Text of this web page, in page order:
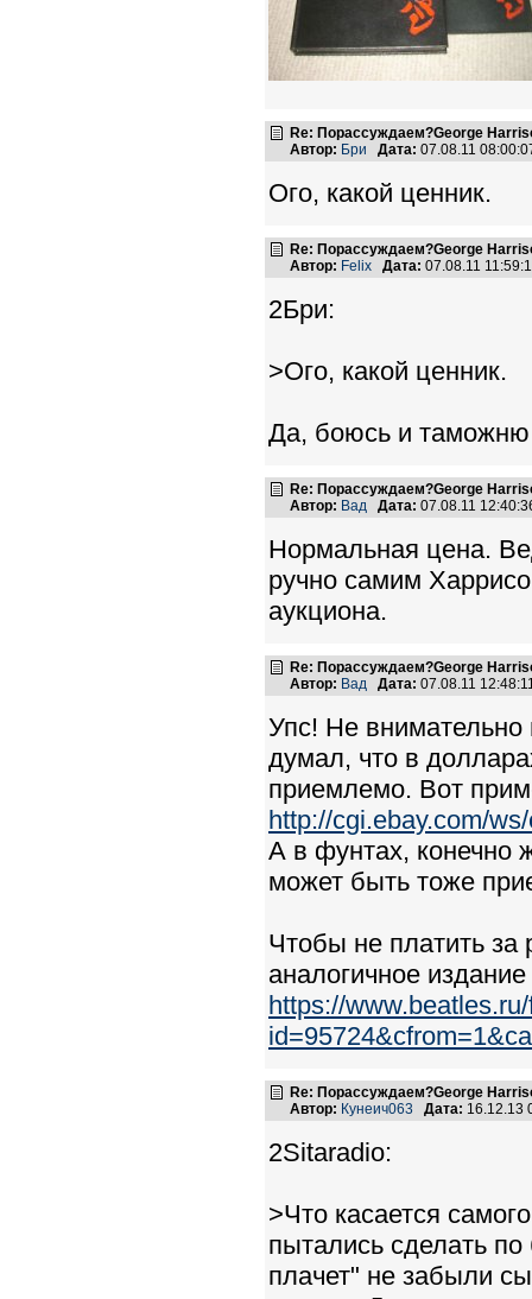
Re: Порассуждаем?George
Автор: Бри Дата: 07.08.11
Ого, какой ценник.
Re: Порассуждаем?George
Автор: Felix Дата: 07.08.11
2Бри:
>Ого, какой ценник.
Да, боюсь и таможню
Re: Порассуждаем?George
Автор: Вад Дата: 07.08.11
Нормальная цена.
ручно самим
аукциона.
Re: Порассуждаем?George
Автор: Вад Дата: 07.08.11
Упс! Не внимательно
думал, что в
приемлемо. Вот
http://cgi.ebay.com/
А в фунтах, конечно
может быть тоже
Чтобы не платить
аналогичное
https://
Re: Порассуждаем?George
Автор: Кунеич063 Дата:
2Sitaradio:
>Что касается
пытались сделать
плачет" не забыли